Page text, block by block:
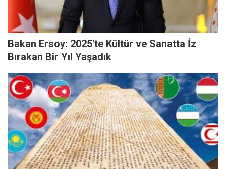
Bakan Ersoy: 2025'te Kültür ve Sanatta İz
Bırakan Bir Yıl Yaşadık